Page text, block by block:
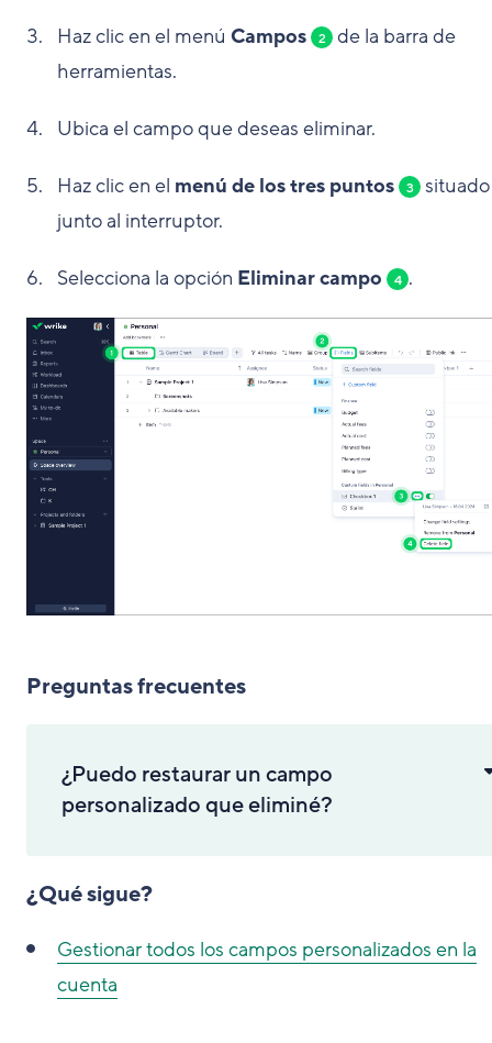
Haz clic en el menú Campos 2
de la barra de
herramientas.
Ubica el campo que deseas eliminar.
Haz clic en el menú de los tres puntos 3
situado
junto al interruptor.
Selecciona la opción Eliminar campo 4 .
Preguntas frecuentes
¿Puedo restaurar un campo
personalizado que eliminé?
¿Qué sigue?
Gestionar todos los campos personalizados en la
cuenta